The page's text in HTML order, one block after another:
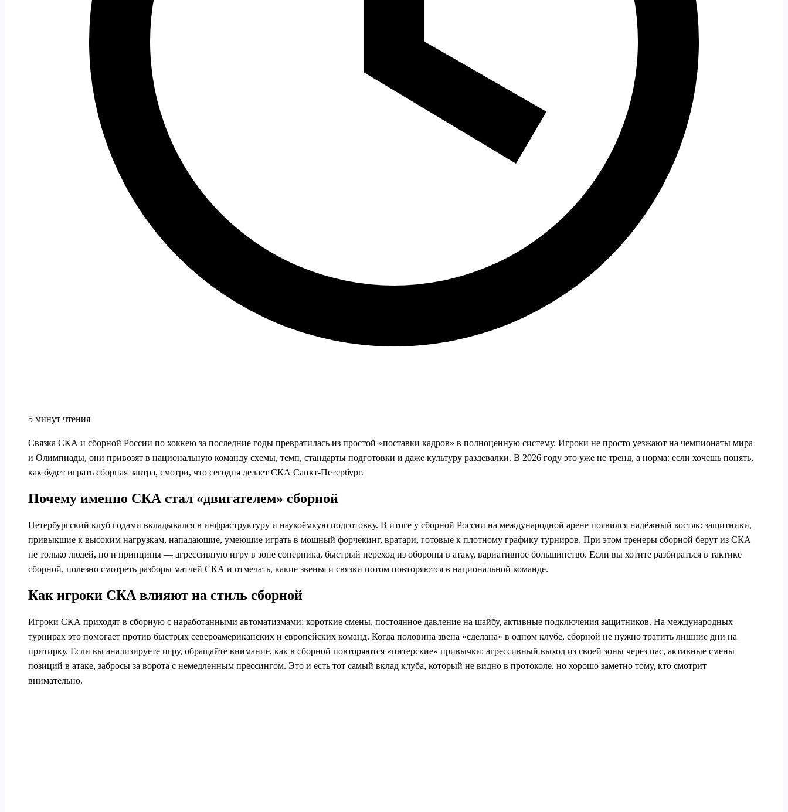
5 минут чтения
Связка СКА и сборной России по хоккею за последние годы превратилась из простой «поставки кадров» в полноценную систему. Игроки не просто уезжают на чемпионаты мира
и Олимпиады, они привозят в национальную команду схемы, темп, стандарты подготовки и даже культуру раздевалки. В 2026 году это уже не тренд, а норма: если хочешь понять,
как будет играть сборная завтра, смотри, что сегодня делает СКА Санкт‑Петербург.
Почему именно СКА стал «двигателем» сборной
Петербургский клуб годами вкладывался в инфраструктуру и наукоёмкую подготовку. В итоге у сборной России на международной арене появился надёжный костяк: защитники,
привыкшие к высоким нагрузкам, нападающие, умеющие играть в мощный форчекинг, вратари, готовые к плотному графику турниров. При этом тренеры сборной берут из СКА
не только людей, но и принципы — агрессивную игру в зоне соперника, быстрый переход из обороны в атаку, вариативное большинство. Если вы хотите разбираться в тактике
сборной, полезно смотреть разборы матчей СКА и отмечать, какие звенья и связки потом повторяются в национальной команде.
Как игроки СКА влияют на стиль сборной
Игроки СКА приходят в сборную с наработанными автоматизмами: короткие смены, постоянное давление на шайбу, активные подключения защитников. На международных
турнирах это помогает против быстрых североамериканских и европейских команд. Когда половина звена «сделана» в одном клубе, сборной не нужно тратить лишние дни на
притирку. Если вы анализируете игру, обращайте внимание, как в сборной повторяются «питерские» привычки: агрессивный выход из своей зоны через пас, активные смены
позиций в атаке, забросы за ворота с немедленным прессингом. Это и есть тот самый вклад клуба, который не видно в протоколе, но хорошо заметно тому, кто смотрит
внимательно.